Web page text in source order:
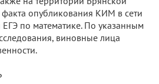
опубликования КИМ в сети
ЕГЭ по математике. По указанным
виновные лица